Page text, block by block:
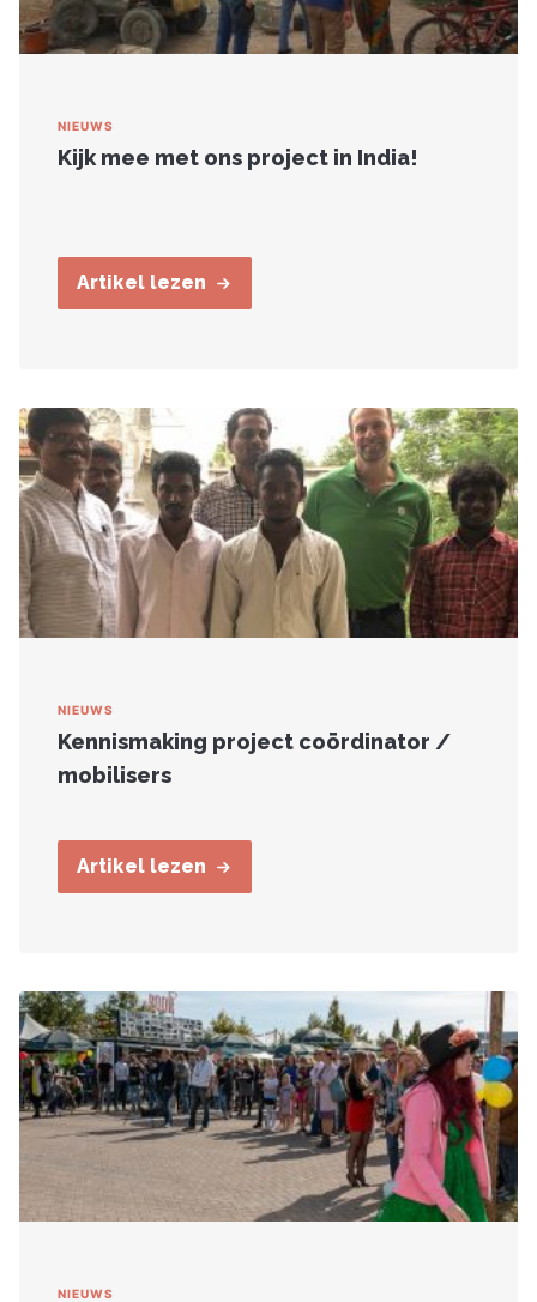
NIEUWS
Kijk mee met ons project in India!
Artikel lezen
NIEUWS
Kennismaking project coördinator /
mobilisers
Artikel lezen
NIEUWS